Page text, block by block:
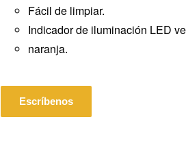
Fácil de limpiar.
Indicador de iluminación LED
naranja.
Escríbenos